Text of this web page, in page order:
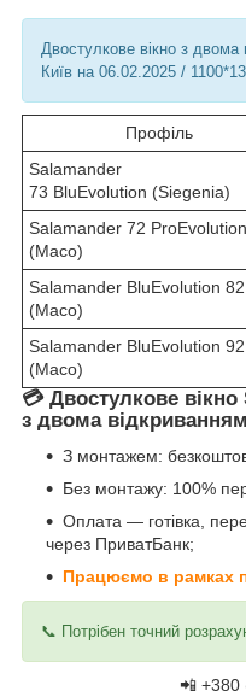
Двостулкове вікно з
Київ на 06.02.2025 /
Профіль
Salamander
73 BluEvolution (Siegenia)
Salamander 72 ProEvolution
(Maco)
Salamander BluEvolution 82
(Maco)
Salamander BluEvolution 92
(Maco)
💳 Двостулкове
з двома
З монтажем:
Без монтажу: 100%
Оплата — готівка,
через ПриватБанк;
Працюємо в рамках
📞 Потрібен точний
📲 +380